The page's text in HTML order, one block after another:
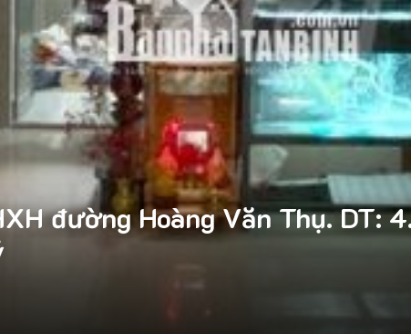
đường Hoàng Văn Thụ. DT: